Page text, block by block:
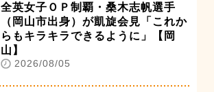
全英女子ＯＰ制覇・桑木志帆選手
（岡山市出身）が凱旋会見「これか
らもキラキラできるように」【岡
山】
2026/08/05